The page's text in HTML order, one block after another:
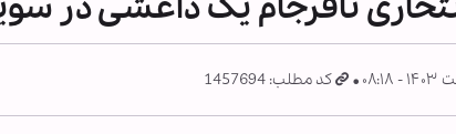
کد مطلب: 1457694